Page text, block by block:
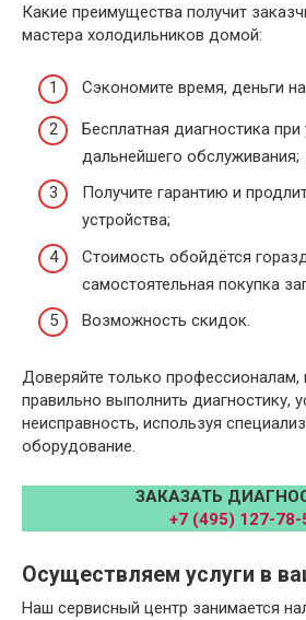
Какие преимущества получит
мастера холодильников домой:
Сэкономите время, деньги
Бесплатная диагностика при
дальнейшего обслуживания;
Получите гарантию и
устройства;
Стоимость обойдётся
самостоятельная покупка
Возможность скидок.
Доверяйте только профессионалам,
правильно выполнить диагностику,
неисправность, используя
оборудование.
ЗАКАЗАТЬ
+7 (495) 127-78-
Осуществляем услуги в
Наш сервисный центр занимается